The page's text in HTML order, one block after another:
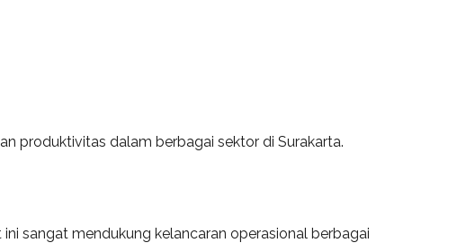
produktivitas dalam berbagai sektor di Surakarta.
sangat mendukung kelancaran operasional berbagai